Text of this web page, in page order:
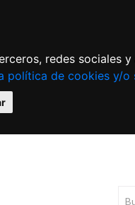
redes
política de cookies y/